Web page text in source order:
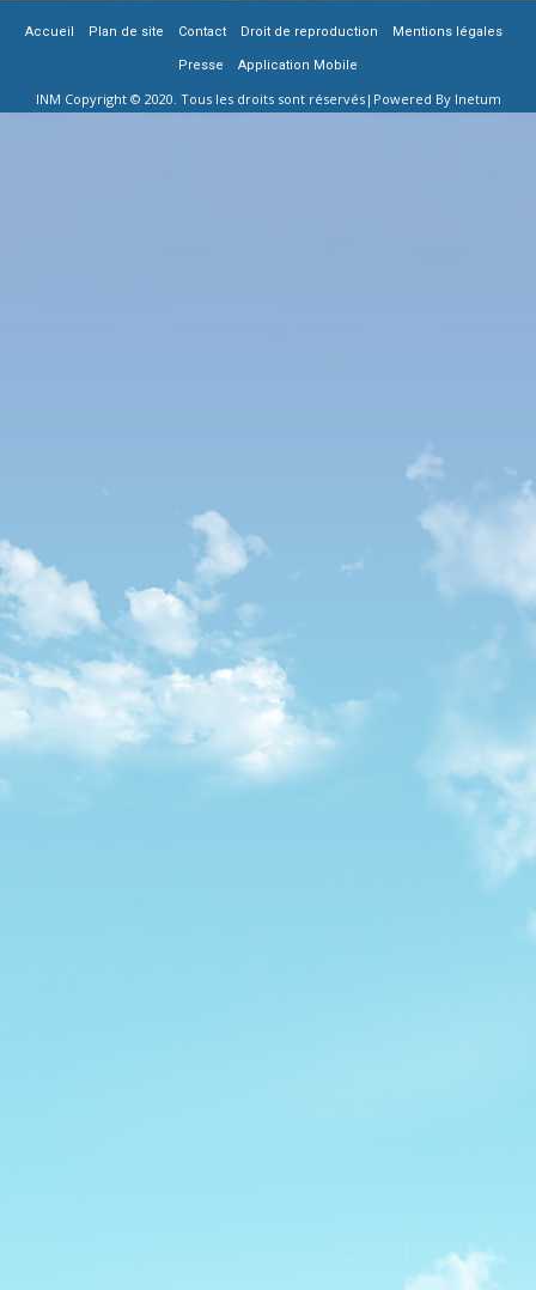
FOOTER
MENU
Accueil Plan de site Contact| Droit de reproduction Mentions légales|
Presse Application Mobile
INM Copyright © 2020. Tous les droits sont réservés| Powered By Inetum